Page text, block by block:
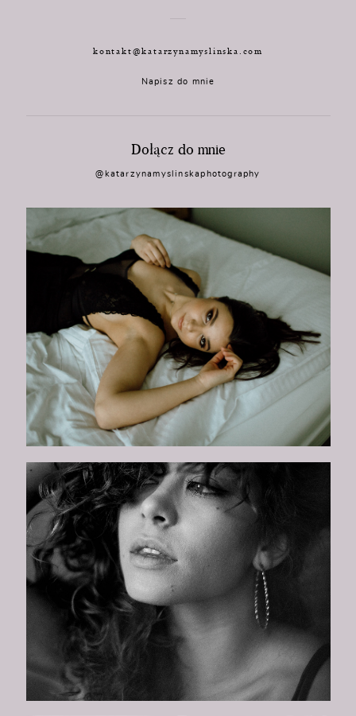
kontakt@katarzynamyslinska.com
Napisz do mnie
Dołącz do mnie
@katarzynamyslinskaphotography